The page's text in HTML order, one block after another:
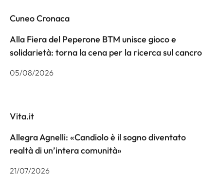
Cuneo Cronaca
Alla Fiera del Peperone BTM unisce gioco e
solidarietà: torna la cena per la ricerca sul cancro
05/08/2026
Vita.it
Allegra Agnelli: «Candiolo è il sogno diventato
realtà di un’intera comunità»
21/07/2026